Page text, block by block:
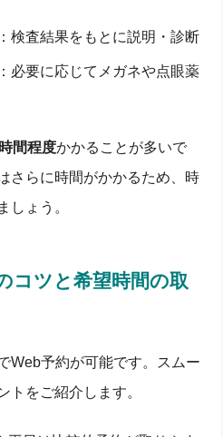
：検査結果をもとに説明・診断
必要に応じてメガネや点眼薬
間程度かかることが多いで
さらに時間がかかるため、時
しょう。
コツと希望時間の取
Web予約が可能です。スムー
トをご紹介します。